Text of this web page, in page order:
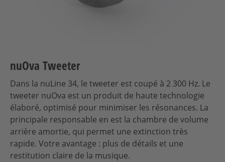
nuOva Tweeter
Dans la nuLine 34, le tweeter est coupé à 2 300 Hz. Le
tweeter nuOva est un produit de haute technologie
élaboré, optimisé pour minimiser les résonances. La
principale responsable en est la chambre de volume
arrière amortie, qui permet une extinction très
rapide. Votre avantage : plus de détails et une
restitution claire de la musique.